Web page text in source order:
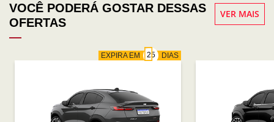
VOCÊ PODERÁ GOSTAR DESSAS
OFERTAS
VER MAIS
EXPIRA EM DIAS